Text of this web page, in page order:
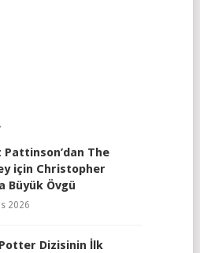
Pattinson’dan The
için Christopher
Büyük Övgü
2026
Dizisinin İlk